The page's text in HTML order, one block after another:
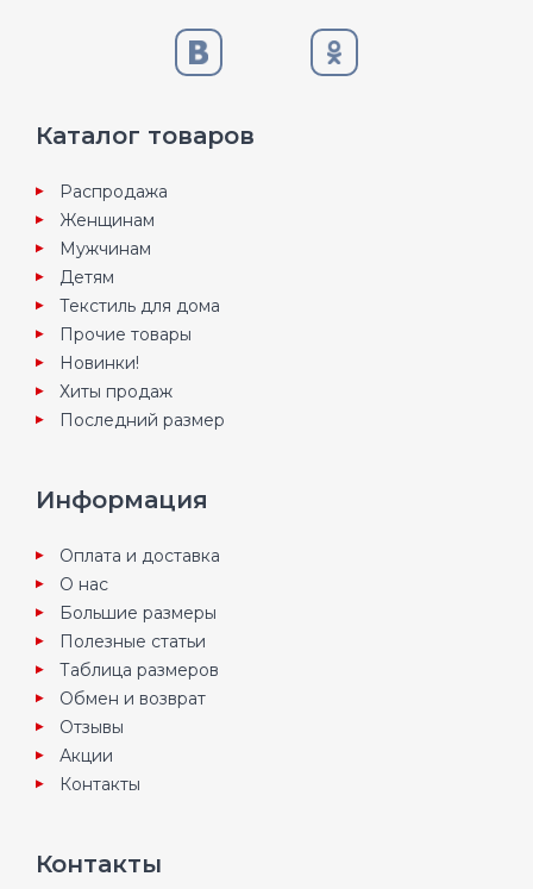
Каталог товаров
Распродажа
Женщинам
Мужчинам
Детям
Текстиль для дома
Прочие товары
Новинки!
Хиты продаж
Последний размер
Информация
Оплата и доставка
О нас
Большие размеры
Полезные статьи
Таблица размеров
Обмен и возврат
Отзывы
Акции
Контакты
Контакты